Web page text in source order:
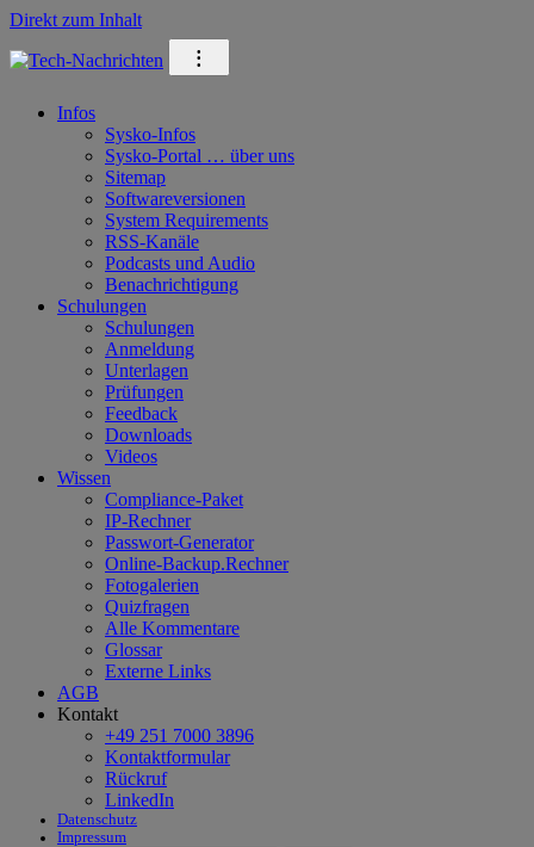
Direkt zum Inhalt
⁝
Infos
Sysko-Infos
Sysko-Portal … über uns
Sitemap
Softwareversionen
System Requirements
RSS-Kanäle
Podcasts und Audio
Benachrichtigung
Schulungen
Schulungen
Anmeldung
Unterlagen
Prüfungen
Feedback
Downloads
Videos
Wissen
Compliance-Paket
IP-Rechner
Passwort-Generator
Online-Backup.Rechner
Fotogalerien
Quizfragen
Alle Kommentare
Glossar
Externe Links
AGB
Kontakt
+49 251 7000 3896
Kontaktformular
Rückruf
LinkedIn
Datenschutz
Impressum